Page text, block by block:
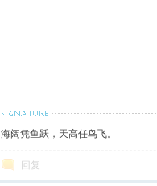
海阔凭鱼跃，天高任鸟飞。
回复